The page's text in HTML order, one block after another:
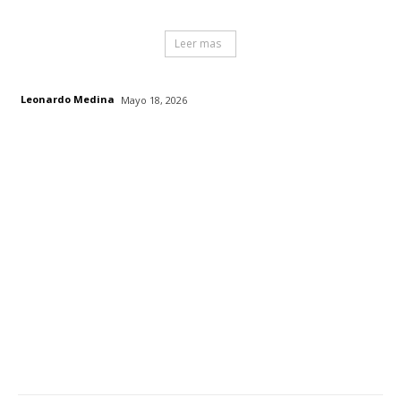
Leer mas
Leonardo Medina Mayo 18, 2026